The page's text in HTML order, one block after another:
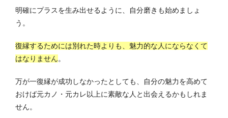
明確にプラスを生み出せるように、自分磨きも始めましょ
う。
復縁するためには別れた時よりも、魅力的な人にならなくて
はなりません。
万が一復縁が成功しなかったとしても、自分の魅力を高めて
おけば元カノ・元カレ以上に素敵な人と出会えるかもしれま
せん。